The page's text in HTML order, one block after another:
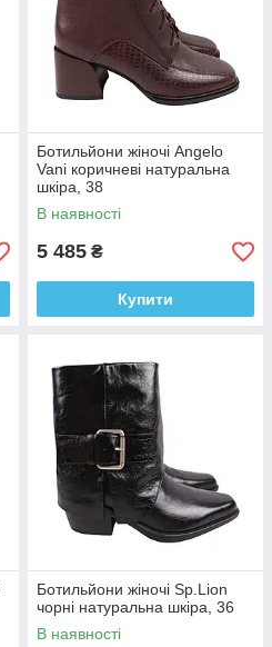
Ботильйони жіночі Angelo
Vani коричневі натуральна
шкіра, 38
В наявності
5 485 ₴
Купити
Ботильйони жіночі Sp.Lion
чорні натуральна шкіра, 36
В наявності